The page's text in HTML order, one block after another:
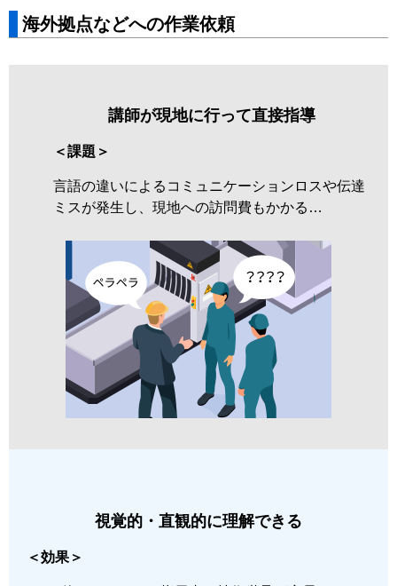
海外拠点などへの作業依頼
講師が現地に行って直接指導
＜課題＞
言語の違いによるコミュニケーションロスや伝達
ミスが発生し、現地への訪問費もかかる…
視覚的・直観的に理解できる
＜効果＞